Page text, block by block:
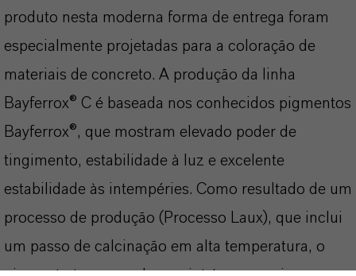
produto nesta moderna forma de entrega foram
especialmente projetadas para a coloração de
materiais de concreto. A produção da linha
Bayferrox® C é baseada nos conhecidos pigmentos
Bayferrox®, que mostram elevado poder de
tingimento, estabilidade à luz e excelente
estabilidade às intempéries. Como resultado de um
processo de produção (Processo Laux), que inclui
um passo de calcinação em alta temperatura, o